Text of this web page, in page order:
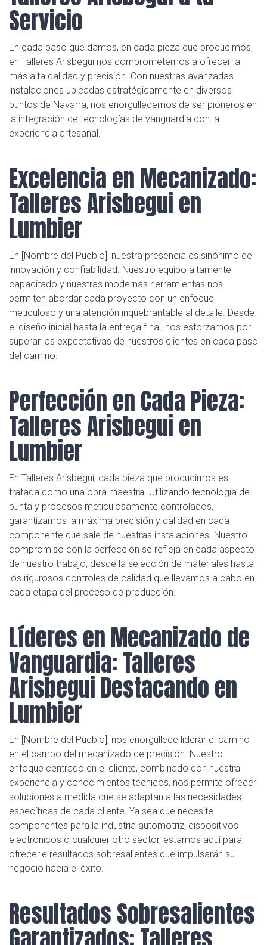
Servicio
En cada paso que damos, en cada pieza que producimos,
en Talleres Arisbegui nos comprometemos a ofrecer la
más alta calidad y precisión. Con nuestras avanzadas
instalaciones ubicadas estratégicamente en diversos
puntos de Navarra, nos enorgullecemos de ser pioneros en
la integración de tecnologías de vanguardia con la
experiencia artesanal.
Excelencia en Mecanizado:
Talleres Arisbegui en
Lumbier
En [Nombre del Pueblo], nuestra presencia es sinónimo de
innovación y confiabilidad. Nuestro equipo altamente
capacitado y nuestras modernas herramientas nos
permiten abordar cada proyecto con un enfoque
meticuloso y una atención inquebrantable al detalle. Desde
el diseño inicial hasta la entrega final, nos esforzamos por
superar las expectativas de nuestros clientes en cada paso
del camino.
Perfección en Cada Pieza:
Talleres Arisbegui en
Lumbier
En Talleres Arisbegui, cada pieza que producimos es
tratada como una obra maestra. Utilizando tecnología de
punta y procesos meticulosamente controlados,
garantizamos la máxima precisión y calidad en cada
componente que sale de nuestras instalaciones. Nuestro
compromiso con la perfección se refleja en cada aspecto
de nuestro trabajo, desde la selección de materiales hasta
los rigurosos controles de calidad que llevamos a cabo en
cada etapa del proceso de producción.
Líderes en Mecanizado de
Vanguardia: Talleres
Arisbegui Destacando en
Lumbier
En [Nombre del Pueblo], nos enorgullece liderar el camino
en el campo del mecanizado de precisión. Nuestro
enfoque centrado en el cliente, combinado con nuestra
experiencia y conocimientos técnicos, nos permite ofrecer
soluciones a medida que se adaptan a las necesidades
específicas de cada cliente. Ya sea que necesite
componentes para la industria automotriz, dispositivos
electrónicos o cualquier otro sector, estamos aquí para
ofrecerle resultados sobresalientes que impulsarán su
negocio hacia el éxito.
Resultados Sobresalientes